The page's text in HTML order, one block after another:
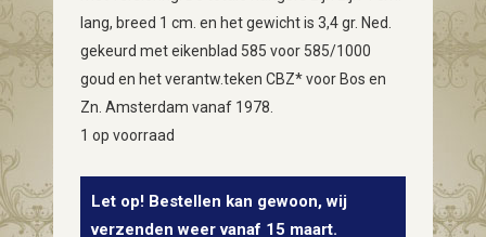
lang, breed 1 cm. en het gewicht is 3,4 gr. Ned.
gekeurd met eikenblad 585 voor 585/1000
goud en het verantw.teken CBZ* voor Bos en
Zn. Amsterdam vanaf 1978.
1 op voorraad
Let op! Bestellen kan gewoon, wij
verzenden weer vanaf 15 maart.